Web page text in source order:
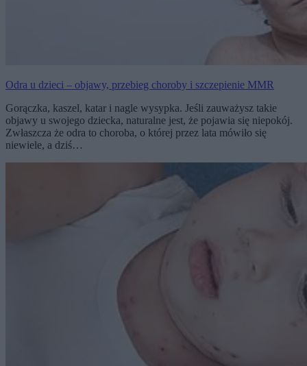
Odra u dzieci – objawy, przebieg choroby i szczepienie MMR
Gorączka, kaszel, katar i nagle wysypka. Jeśli zauważysz takie
objawy u swojego dziecka, naturalne jest, że pojawia się niepokój.
Zwłaszcza że odra to choroba, o której przez lata mówiło się
niewiele, a dziś…